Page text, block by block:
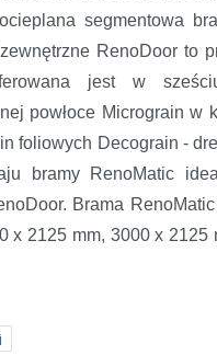
segmentowa
RenoDoor to
jest w
powłoce Micrograin w
foliowych Decograin -
bramy RenoMatic
Brama
x 2125 mm, 3000 x